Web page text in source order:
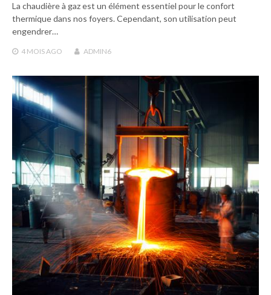
La chaudière à gaz est un élément essentiel pour le confort
thermique dans nos foyers. Cependant, son utilisation peut
engendrer…
4 MOISAGO ADMIN6